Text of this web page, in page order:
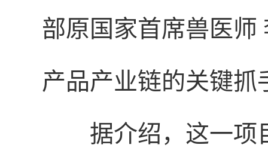
部原国家首席兽医师
产品产业链的关键抓
据介绍，这一项